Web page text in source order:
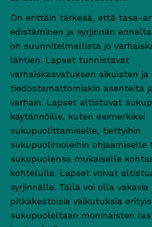
On erittäin tärkeää, että tasa-
edistäminen ja syrjinnän
on suunnitelmallista jo
lähtien. Lapset tunnistavat
varhaiskasvatuksen aikuisten
tiedostamattomiakin asenteita
varhain. Lapset altistuvat
käytännöille, kuten esimerkiksi
sukupuolittamiselle, tiettyihin
sukupuolirooleihin ohjaamiselle
sukupuolensa mukaiselle
kohtelulle. Lapset voivat
syrjinnälle. Tällä voi olla vakavia
pitkäkestoisia vaikutuksia
sukupuoleltaan moninaisten